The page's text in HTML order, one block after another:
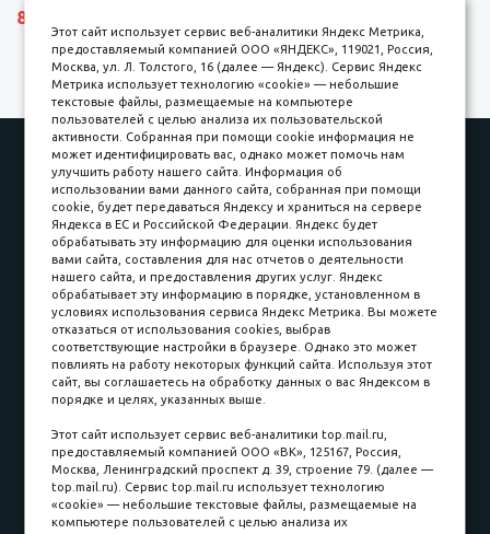
8690 р.
Наши работы
Оплата
Доставка и сборка
Гарантии
Карьера в компании
Контакты
Принимаем к оплате
Наличные
пл. Соляная, 6, стр. 16
8 (3822) 60-70-30
8 (3822) 50-39-09
8 (3822) 22-77-68
Этот сайт использует сервис веб-аналитики Яндекс Метрика,
предоставляемый компанией ООО «ЯНДЕКС», 119021, Россия,
Москва, ул. Л. Толстого, 16 (далее — Яндекс). Сервис Яндекс
Метрика использует технологию «cookie» — небольшие
текстовые файлы, размещаемые на компьютере
пользователей с целью анализа их пользовательской
активности. Собранная при помощи cookie информация не
может идентифицировать вас, однако может помочь нам
улучшить работу нашего сайта. Информация об
использовании вами данного сайта, собранная при помощи
cookie, будет передаваться Яндексу и храниться на сервере
Яндекса в ЕС и Российской Федерации. Яндекс будет
обрабатывать эту информацию для оценки использования
вами сайта, составления для нас отчетов о деятельности
нашего сайта, и предоставления других услуг. Яндекс
обрабатывает эту информацию в порядке, установленном в
условиях использования сервиса Яндекс Метрика. Вы можете
отказаться от использования cookies, выбрав
соответствующие настройки в браузере. Однако это может
повлиять на работу некоторых функций сайта. Используя этот
сайт, вы соглашаетесь на обработку данных о вас Яндексом в
порядке и целях, указанных выше.
Этот сайт использует сервис веб-аналитики top.mail.ru,
предоставляемый компанией ООО «ВК», 125167, Россия,
Москва, Ленинградский проспект д. 39, строение 79. (далее —
top.mail.ru). Сервис top.mail.ru использует технологию
«cookie» — небольшие текстовые файлы, размещаемые на
компьютере пользователей с целью анализа их